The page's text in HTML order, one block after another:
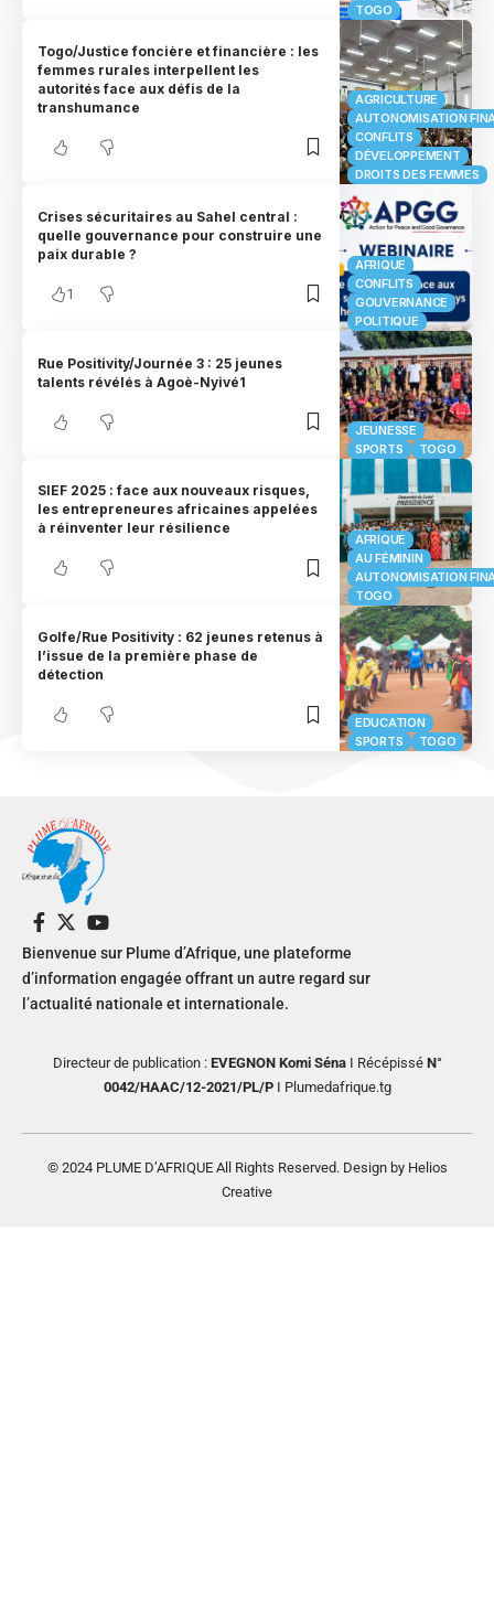
TOGO
AGRICULTURE
AUTONOMISATION
CONFLITS
DÉVELOPPEMENT
DROITS DES FEMMES
Togo/Justice foncière et financière : les
femmes rurales interpellent les
autorités face aux défis de la
transhumance
AFRIQUE
CONFLITS
GOUVERNANCE
POLITIQUE
Crises sécuritaires au Sahel central :
quelle gouvernance pour construire une
paix durable ?
1
JEUNESSE
SPORTS
TOGO
Rue Positivity/Journée 3 : 25 jeunes
talents révélés à Agoè-Nyivé1
AFRIQUE
AU FÉMININ
AUTONOMISATION
TOGO
SIEF 2025 : face aux nouveaux risques,
les entrepreneures africaines appelées
à réinventer leur résilience
EDUCATION
SPORTS
TOGO
Golfe/Rue Positivity : 62 jeunes retenus à
l’issue de la première phase de
détection
Bienvenue sur Plume d’Afrique, une plateforme
d’information engagée offrant un autre regard sur
l’actualité nationale et internationale.
Directeur de publication : EVEGNON Komi SénaI RécépisséN°
0042/HAAC/12-2021/PL/PI Plumedafrique.tg
© 2024 PLUME D’AFRIQUE All Rights Reserved. Design by Helios
Creative